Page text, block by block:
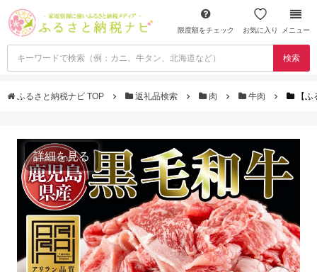
限度額をチェック お気に入り メニュー
検索
ふるさと納税ナビ TOP 返礼品検索 肉 牛肉 【
詳細を見る